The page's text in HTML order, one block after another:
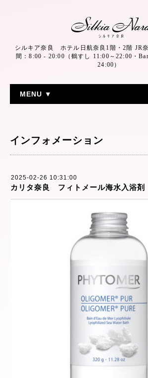
シルキア奈良 ホテル日航奈良1階・2階 JR
間：8:00 - 20:00（鶴すし 11:00～22:00・
24:00）
MENU ▼
インフォメーション
2025-02-26 10:31:00
カリタ奈良 フィトメール海水入浴剤